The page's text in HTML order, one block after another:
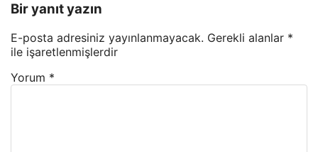
Bir yanıt yazın
E-posta adresiniz yayınlanmayacak. Gerekli alanlar *
ile işaretlenmişlerdir
Yorum *